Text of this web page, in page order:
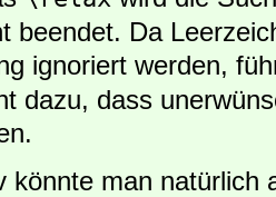
beendet. Da
ignoriert werden,
dazu, dass
könnte man natürlich